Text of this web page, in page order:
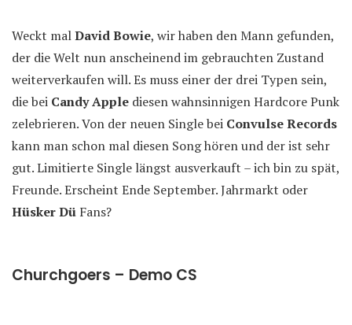
Weckt malDavid Bowie, wir haben den Mann gefunden,
der die Welt nun anscheinend im gebrauchten Zustand
weiterverkaufen will. Es muss einer der drei Typen sein,
die bei Candy Apple diesen wahnsinnigen Hardcore Punk
zelebrieren. Von der neuen Single bei Convulse Records
kann man schon mal diesen Song hören und der ist sehr
gut. Limitierte Single längst ausverkauft – ich bin zu spät,
Freunde. Erscheint Ende September. Jahrmarkt oder
Hüsker Dü Fans?
Churchgoers – Demo CS